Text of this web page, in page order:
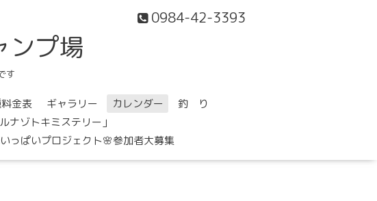
0984-42-3393
ンプ場
す
金表 ギャラリー カレンダー
釣 り
ゾトキミステリー」
っぱいプロジェクト🌸参加者大募集